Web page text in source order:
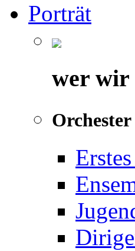
Porträt
wer wir
Orchester